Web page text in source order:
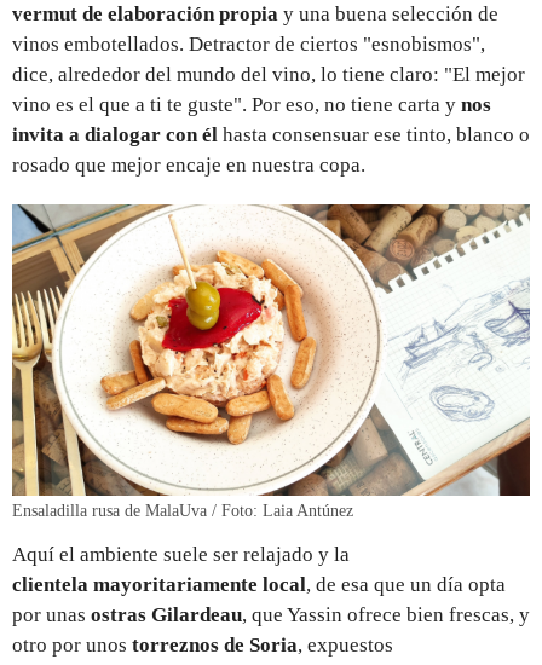
vermut de elaboración propia y una buena selección de
vinos embotellados. Detractor de ciertos "esnobismos",
dice, alrededor del mundo del vino, lo tiene claro: "El mejor
vino es el que a ti te guste". Por eso, no tiene carta y nos
invita a dialogar con él hasta consensuar ese tinto, blanco o
rosado que mejor encaje en nuestra copa.
Ensaladilla rusa de MalaUva / Foto: Laia Antúnez
Aquí el ambiente suele ser relajado y la
clientela mayoritariamente local, de esa que un día opta
por unas ostras Gilardeau, que Yassin ofrece bien frescas, y
otro por unos torreznos de Soria, expuestos